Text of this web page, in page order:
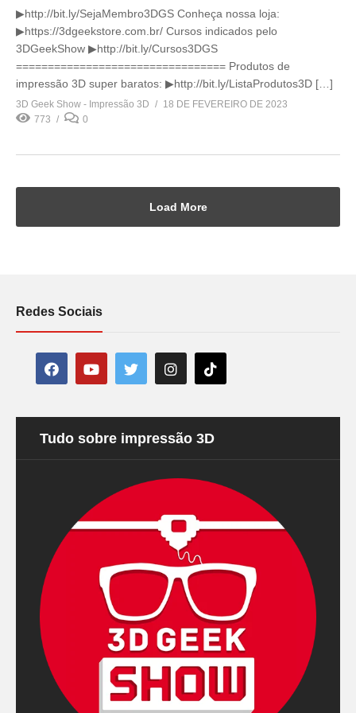
▶http://bit.ly/SejaMembro3DGS Conheça nossa loja:
▶https://3dgeekstore.com.br/ Cursos indicados pelo
3DGeekShow ▶http://bit.ly/Cursos3DGS
================================= Produtos de
impressão 3D super baratos: ▶http://bit.ly/ListaProdutos3D […]
3D Geek Show - Impressão 3D
18 DE FEVEREIRO DE 2023
773
0
Load More
Redes Sociais
Tudo sobre impressão 3D